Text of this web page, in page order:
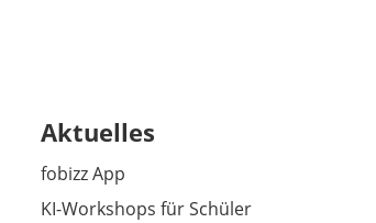
Aktuelles
fobizz App
KI-Workshops für Schüler